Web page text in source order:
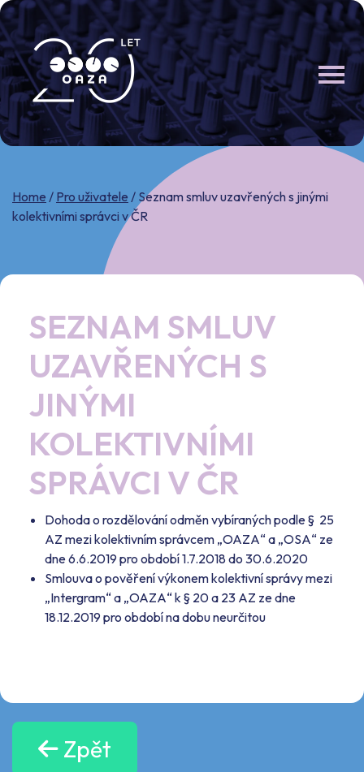
Skip
to
content
Home / Pro uživatele / Seznam smluv uzavřených s jinými
kolektivními správci v ČR
SEZNAM SMLUV
UZAVŘENÝCH S
JINÝMI
KOLEKTIVNÍMI
SPRÁVCI V ČR
Dohoda o rozdělování odměn vybíraných podle § 25
AZ mezi kolektivním správcem „OAZA“ a „OSA“ ze
dne 6.6.2019 pro období 1.7.2018 do 30.6.2020
Smlouva o pověření výkonem kolektivní správy mezi
„Intergram“ a „OAZA“ k § 20 a 23 AZ ze dne
18.12.2019 pro období na dobu neurčitou
Zpět